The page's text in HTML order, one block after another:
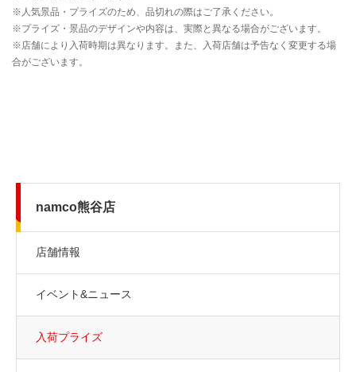
namco熊谷店
店舗情報
イベント&ニュース
入荷プライズ